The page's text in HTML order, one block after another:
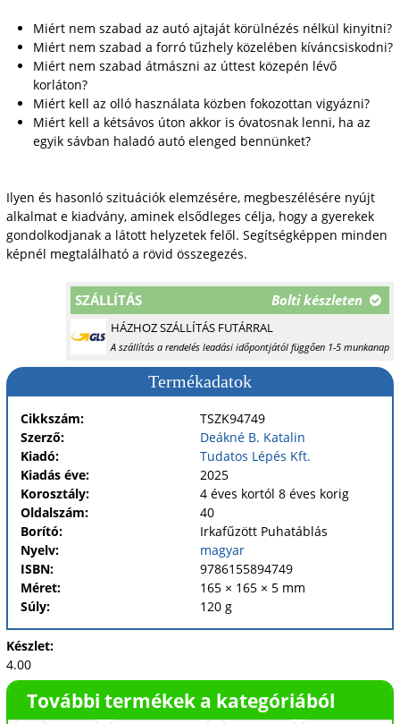
Miért nem szabad az autó ajtaját körülnézés nélkül kinyitni?
Miért nem szabad a forró tűzhely közelében kíváncsiskodni?
Miért nem szabad átmászni az úttest közepén lévő
korláton?
Miért kell az olló használata közben fokozottan vigyázni?
Miért kell a kétsávos úton akkor is óvatosnak lenni, ha az
egyik sávban haladó autó elenged bennünket?
Ilyen és hasonló szituációk elemzésére, megbeszélésére nyújt
alkalmat e kiadvány, aminek elsődleges célja, hogy a gyerekek
gondolkodjanak a látott helyzetek felől. Segítségképpen minden
képnél megtalálható a rövid összegezés.
SZÁLLÍTÁS Bolti készleten
HÁZHOZ SZÁLLÍTÁS FUTÁRRAL
A szállítás a rendelés leadási időpontjától függően 1-5 munkanap
Termékadatok
Cikkszám:
TSZK94749
Szerző:
Deákné B. Katalin
Kiadó:
Tudatos Lépés Kft.
Kiadás éve:
2025
Korosztály:
4 éves kortól 8 éves korig
Oldalszám:
40
Borító:
Irkafűzött Puhatáblás
Nyelv:
magyar
ISBN:
9786155894749
Méret:
165 × 165 × 5 mm
Súly:
120 g
Készlet:
4.00
További termékek a kategóriából